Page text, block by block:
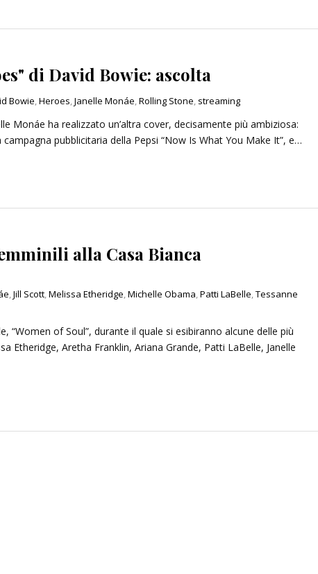
di David Bowie: ascolta
Bowie,Heroes,Janelle Monáe,Rolling Stone, streaming
Monáe ha realizzato un’altra cover, decisamente più ambiziosa:
pubblicitaria della Pepsi “Now Is What You Make It”, e…
alla Casa Bianca
,Jill Scott,Melissa Etheridge,Michelle Obama,Patti LaBelle,Tessanne
“Women of Soul”, durante il quale si esibiranno alcune delle più
Etheridge, Aretha Franklin, Ariana Grande, Patti LaBelle, Janelle